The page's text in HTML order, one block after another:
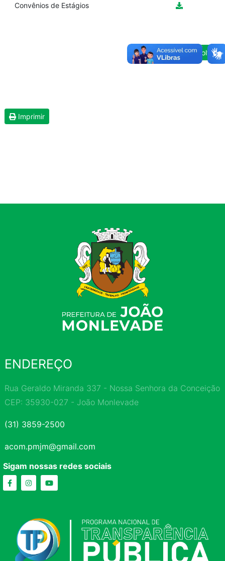
Convênios de Estágios
Voltar
Imprimir
ENDEREÇO
Rua Geraldo Miranda 337 - Nossa Senhora da Conceição
CEP: 35930-027 - João Monlevade
(31) 3859-2500
acom.pmjm@gmail.com
Sigam nossas redes sociais